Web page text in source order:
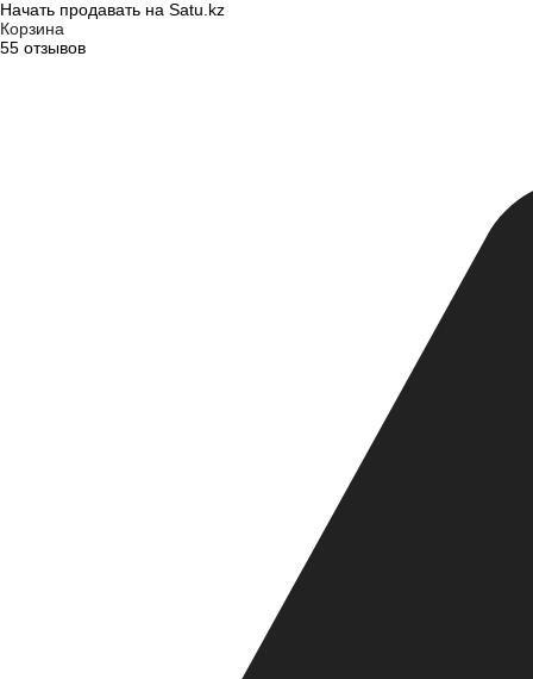
Начать продавать на Satu.kz
Корзина
55 отзывов